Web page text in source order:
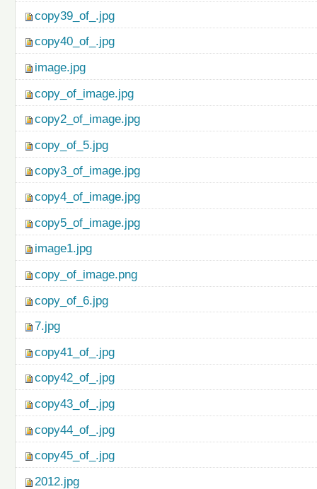
copy39_of_.jpg
copy40_of_.jpg
image.jpg
copy_of_image.jpg
copy2_of_image.jpg
copy_of_5.jpg
copy3_of_image.jpg
copy4_of_image.jpg
copy5_of_image.jpg
image1.jpg
copy_of_image.png
copy_of_6.jpg
7.jpg
copy41_of_.jpg
copy42_of_.jpg
copy43_of_.jpg
copy44_of_.jpg
copy45_of_.jpg
2012.jpg